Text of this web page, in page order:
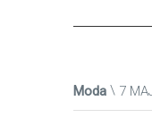
Moda 7